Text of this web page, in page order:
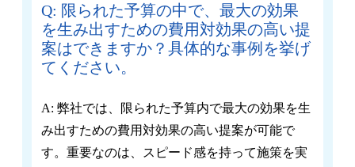
Q: 限られた予算の中で、最大の効果
を生み出すための費用対効果の高い提
案はできますか？具体的な事例を挙げ
てください。
A: 弊社では、限られた予算内で最大の効果を生
み出すための費用対効果の高い提案が可能で
す。重要なのは、スピード感を持って施策を実